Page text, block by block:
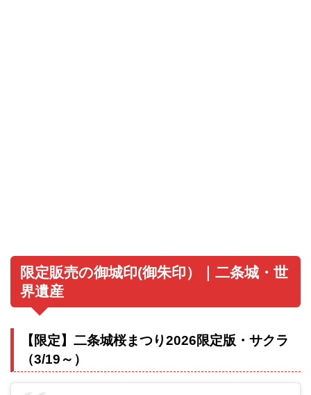
限定販売の御城印(御朱印）｜二条城・世
界遺産
【限定】二条城桜まつり2026限定版・サクラ
（3/19～）